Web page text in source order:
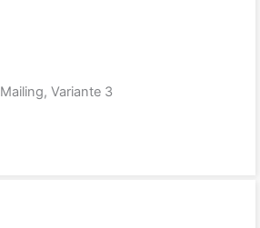
Mailing, Variante 3